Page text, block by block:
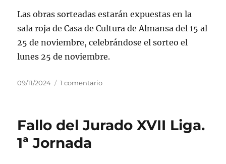
Las obras sorteadas estarán expuestas en la
sala roja de Casa de Cultura de Almansa del 15 al
25 de noviembre, celebrándose el sorteo el
lunes 25 de noviembre.
Publicado
09/11/2024 1 comentarioen
Fallo del Jurado XVII Liga.
1ª Jornada